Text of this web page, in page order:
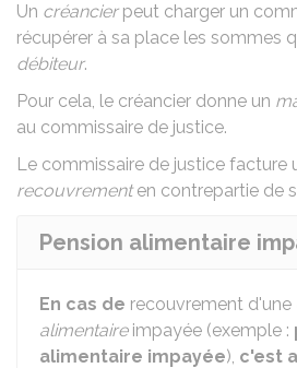
Un créancierpeut charger un
récupérer à sa place les sommes
débiteur.
Pour cela, le créancier donne un
au commissaire de justice.
Le commissaire de justice facture
recouvrementen contrepartie de
Pension alimentaire
En cas de recouvrement d'une
alimentaireimpayée (exemple :
alimentaire impayée), c'est